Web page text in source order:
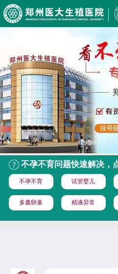
不孕不育问题快速解决，
不孕不育 试管婴儿
多囊卵巢 精液异常